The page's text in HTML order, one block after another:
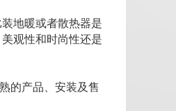
地暖或者散热器是
观性和时尚性还是
的产品、安装及售